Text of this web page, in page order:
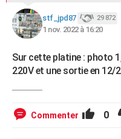
stf_jpd87 29 872
1 nov. 2022 à 16:20
Sur cette platine : photo
220V et une sortie en 12/
Commenter 0